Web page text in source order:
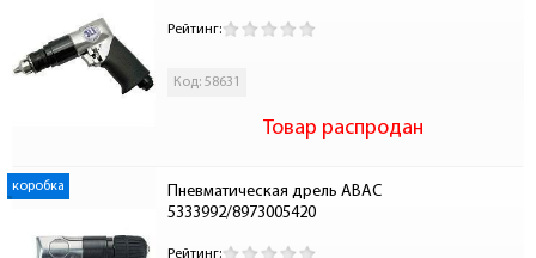
Рейтинг:
Код: 58631
Товар распродан
коробка
Пневматическая дрель ABAC
5333992/8973005420
Рейтинг: